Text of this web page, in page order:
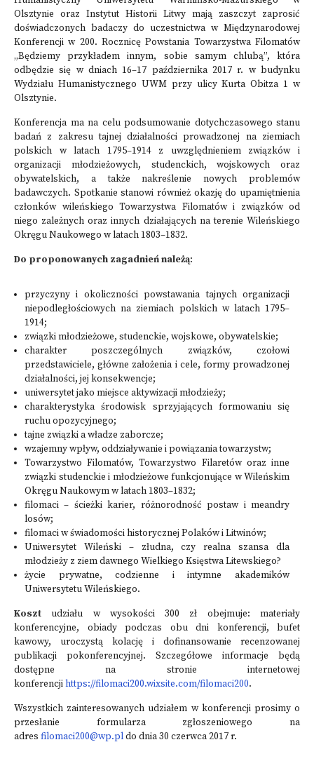
Olsztynie oraz Instytut Historii Litwy mają zaszczyt zaprosić
doświadczonych badaczy do uczestnictwa w Międzynarodowej
Konferencji w 200. Rocznicę Powstania Towarzystwa Filomatów
„Będziemy przykładem innym, sobie samym chlubą”, która
odbędzie się w dniach 16–17 października 2017 r. w budynku
Wydziału Humanistycznego UWM przy ulicy Kurta Obitza 1 w
Olsztynie.
Konferencja ma na celu podsumowanie dotychczasowego stanu
badań z zakresu tajnej działalności prowadzonej na ziemiach
polskich w latach 1795–1914 z uwzględnieniem związków i
organizacji młodzieżowych, studenckich, wojskowych oraz
obywatelskich, a także nakreślenie nowych problemów
badawczych. Spotkanie stanowi również okazję do upamiętnienia
członków wileńskiego Towarzystwa Filomatów i związków od
niego zależnych oraz innych działających na terenie Wileńskiego
Okręgu Naukowego w latach 1803–1832.
Do proponowanych zagadnień należą:
przyczyny i okoliczności powstawania tajnych organizacji
niepodległościowych na ziemiach polskich w latach 1795–
1914;
związki młodzieżowe, studenckie, wojskowe, obywatelskie;
charakter poszczególnych związków, czołowi
przedstawiciele, główne założenia i cele, formy prowadzonej
działalności, jej konsekwencje;
uniwersytet jako miejsce aktywizacji młodzieży;
charakterystyka środowisk sprzyjających formowaniu się
ruchu opozycyjnego;
tajne związki a władze zaborcze;
wzajemny wpływ, oddziaływanie i powiązania towarzystw;
Towarzystwo Filomatów, Towarzystwo Filaretów oraz inne
związki studenckie i młodzieżowe funkcjonujące w Wileńskim
Okręgu Naukowym w latach 1803–1832;
filomaci – ścieżki karier, różnorodność postaw i meandry
losów;
filomaci w świadomości historycznej Polaków i Litwinów;
Uniwersytet Wileński – złudna, czy realna szansa dla
młodzieży z ziem dawnego Wielkiego Księstwa Litewskiego?
życie prywatne, codzienne i intymne akademików
Uniwersytetu Wileńskiego.
Koszt udziału w wysokości 300 zł obejmuje: materiały
konferencyjne, obiady podczas obu dni konferencji, bufet
kawowy, uroczystą kolację i dofinansowanie recenzowanej
publikacji pokonferencyjnej. Szczegółowe informacje będą
dostępne na stronie internetowej
konferencjihttps://filomaci200.wixsite.com/filomaci200.
Wszystkich zainteresowanych udziałem w konferencji prosimy o
przesłanie formularza zgłoszeniowego na
adres filomaci200@wp.pldo dnia 30 czerwca 2017 r.